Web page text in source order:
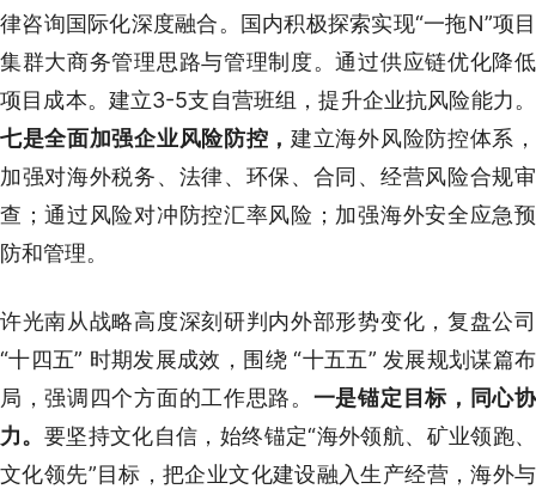
律咨询国际化深度融合。国内积极探索实现“一拖N”项目
集群大商务管理思路与管理制度。通过供应链优化降低
项目成本。建立3-5支自营班组，提升企业抗风险能力。
七是全面加强企业风险防控，建立海外风险防控体系，
加强对海外税务、法律、环保、合同、经营风险合规审
查；通过风险对冲防控汇率风险；加强海外安全应急预
防和管理。
许光南从战略高度深刻研判内外部形势变化，复盘公司
“十四五” 时期发展成效，围绕 “十五五” 发展规划谋篇布
局，强调四个方面的工作思路。 一是锚定目标，同心协
力。 要坚持文化自信，始终锚定“海外领航、矿业领跑、
文化领先”目标，把企业文化建设融入生产经营，海外与